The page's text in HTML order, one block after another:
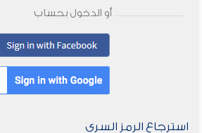
أو الدخول بحساب
استرجاع الرمز السري